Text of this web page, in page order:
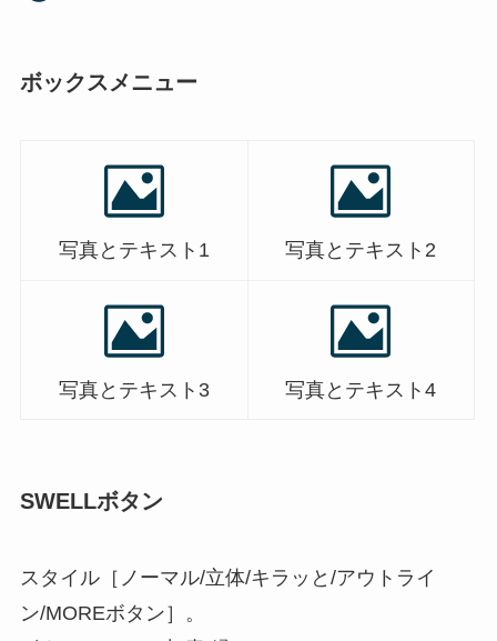
ボックスメニュー
写真とテキスト1 写真とテキスト2
写真とテキスト3 写真とテキスト4
SWELLボタン
スタイル［ノーマル/立体/キラッと/アウトライ
ン/MOREボタン］。